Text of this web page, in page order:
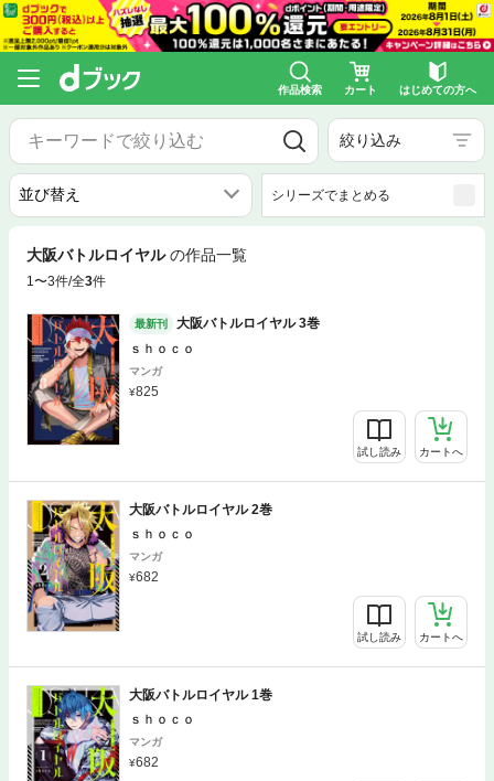
作品検索 カート はじめての方へ
絞り込み
シリーズでまとめる
大阪バトルロイヤル の作品一覧
1〜3件/全3件
最新刊
大阪バトルロイヤル 3巻
ｓｈｏｃｏ
マンガ
825
試し読み カートへ
大阪バトルロイヤル 2巻
ｓｈｏｃｏ
マンガ
682
試し読み カートへ
大阪バトルロイヤル 1巻
ｓｈｏｃｏ
マンガ
682